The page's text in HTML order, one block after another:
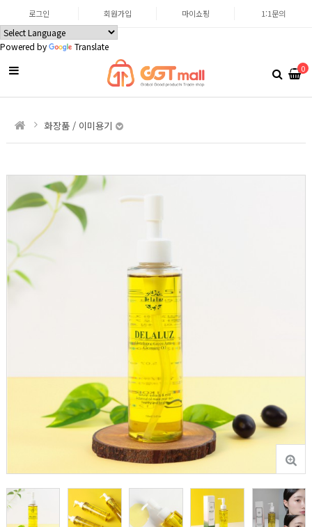
Powered by Translate
로그인 회원가입 마이쇼핑 1:1문의
0
화장품 / 이미용기